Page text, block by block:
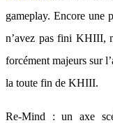
gameplay. Encore une
n’avez pas fini KHIII,
forcément majeurs sur
la toute fin de KHIII.
Re-Mind : un axe